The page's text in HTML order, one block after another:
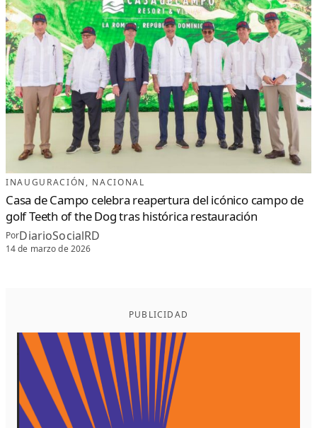
INAUGURACIÓN , NACIONAL
Casa de Campo celebra reapertura del icónico campo de
golf Teeth of the Dog tras histórica restauración
PorDiarioSocialRD
14 de marzo de 2026
PUBLICIDAD